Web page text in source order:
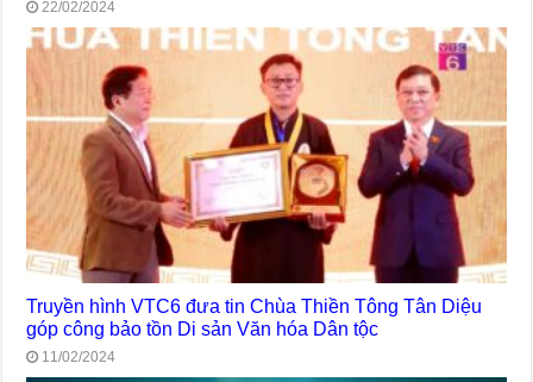
22/02/2024
Truyền hình VTC6 đưa tin Chùa Thiền Tông Tân Diệu
góp công bảo tồn Di sản Văn hóa Dân tộc
11/02/2024